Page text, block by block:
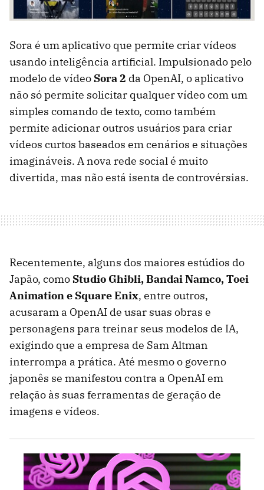
Sora é um aplicativo que permite criar vídeos
usando inteligência artificial. Impulsionado pelo
modelo de vídeo Sora 2 da OpenAI, o aplicativo
não só permite solicitar qualquer vídeo com um
simples comando de texto, como também
permite adicionar outros usuários para criar
vídeos curtos baseados em cenários e situações
imagináveis. A nova rede social é muito
divertida, mas não está isenta de controvérsias.
Recentemente, alguns dos maiores estúdios do
Japão, como Studio Ghibli, Bandai Namco, Toei
Animation e Square Enix, entre outros,
acusaram a OpenAI de usar suas obras e
personagens para treinar seus modelos de IA,
exigindo que a empresa de Sam Altman
interrompa a prática. Até mesmo o governo
japonês se manifestou contra a OpenAI em
relação às suas ferramentas de geração de
imagens e vídeos.